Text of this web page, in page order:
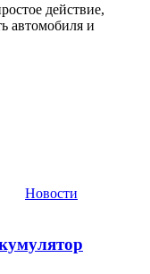
действие,
автомобиля и
Новости